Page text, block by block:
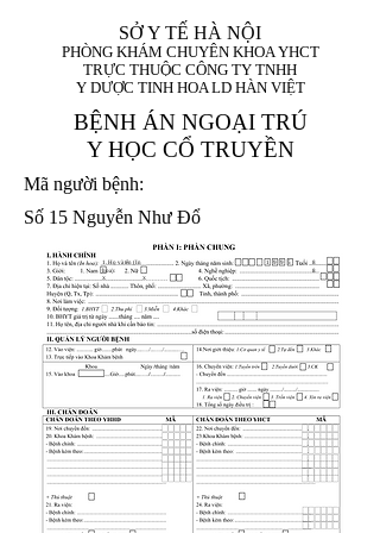
SỞ Y TẾ HÀ NỘI
PHÒNG KHÁM CHUYÊN KHOA YHCT
TRỰC THUỘC CÔNG TY TNHH
Y DƯỢC TINH HOA LD HÀN VIỆT
BỆNH ÁN NGOẠI TRÚ
Y HỌC CỔ TRUYỀN
Mã người bệnh:
Số 15 Nguyễn Như Đổ
1. Họ và tên (In
hoa):
1 9 9 5
8
8
X
X